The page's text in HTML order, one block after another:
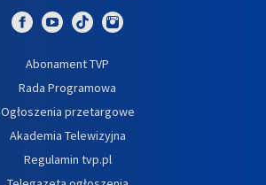
Abonament TVP
Rada Programowa
Ogłoszenia przetargowe
Akademia Telewizyjna
Regulamin tvp.pl